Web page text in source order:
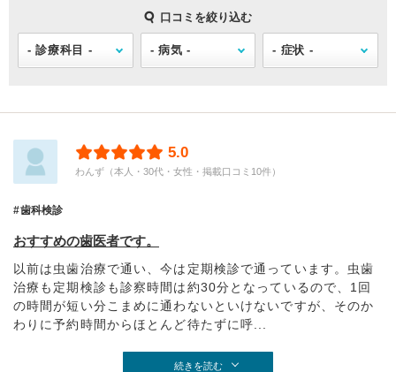
口コミを絞り込む
5.0
わんず（本人・30代・女性・掲載口コミ10件）
歯科検診
おすすめの歯医者です。
以前は虫歯治療で通い、今は定期検診で通っています。虫歯
治療も定期検診も診察時間は約30分となっているので、1回
の時間が短い分こまめに通わないといけないですが、そのか
わりに予約時間からほとんど待たずに呼...
続きを読む